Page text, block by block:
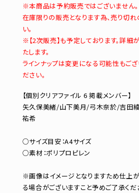
※本商品は予約販売ではございません。
在庫限りの販売となります為、売り切
い。
※【2次販売】も予定しております。詳細
たします。
ラインナップは変更になる可能性もござ
ださい。
【個別クリアファイル 6 掲載メンバー】
矢久保美緒/山下美月/弓木奈於/吉田
祐希
○サイズ目安：A4サイズ
○素材：ポリプロピレン
※画像はイメージとなりますため仕上
る場合がございますこと予めご了承くだ